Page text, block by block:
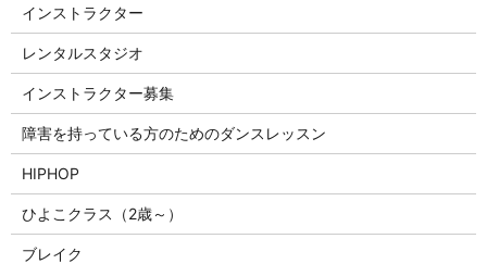
インストラクター
レンタルスタジオ
インストラクター募集
障害を持っている方のためのダンスレッスン
HIPHOP
ひよこクラス（2歳～）
ブレイク